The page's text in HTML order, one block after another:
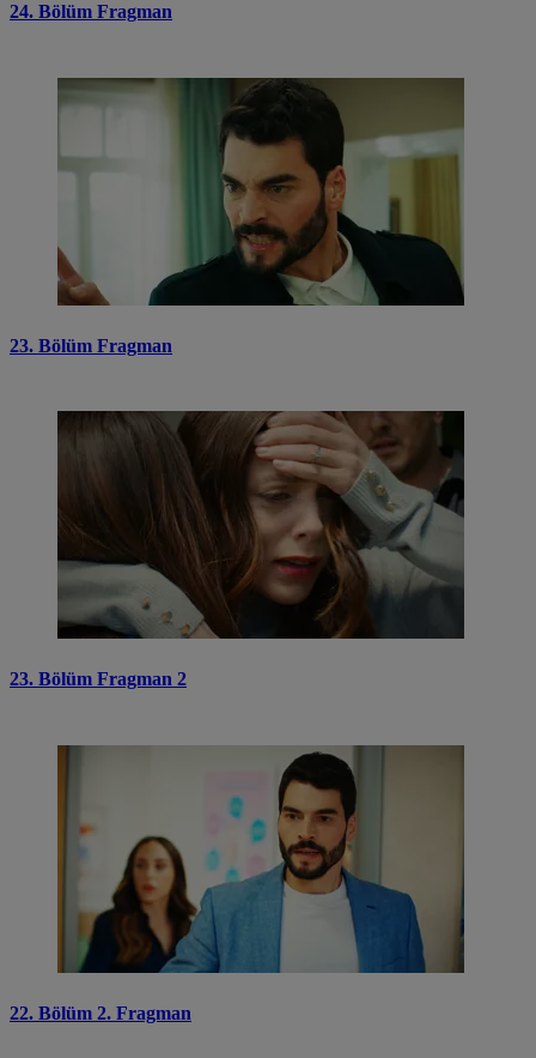
24. Bölüm Fragman
23. Bölüm Fragman
23. Bölüm Fragman 2
22. Bölüm 2. Fragman